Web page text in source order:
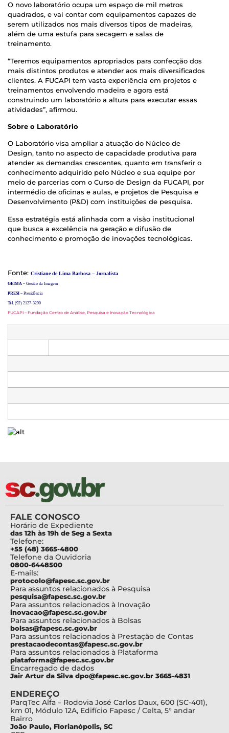
O novo laboratório ocupa um espaço de mil metros
quadrados, e vai contar com equipamentos capazes de
serem utilizados nos mais diversos tipos de madeiras,
além de uma estufa para secagem e salas de
treinamento.
“Teremos equipamentos apropriados para confecção dos
mais distintos produtos e atender aos mais diversificados
clientes. A FUCAPI tem vasta experiência em projetos e
treinamentos envolvendo madeira e agora está
construindo um laboratório a altura para executar essas
atividades”, afirmou.
Sobre o Laboratório
O Laboratório visa ampliar a atuação do Núcleo de
Design, tanto no aspecto de capacidade produtiva para
atender as demandas crescentes, quanto em transferir o
conhecimento adquirido pelo Núcleo e sua equipe por
meio de parcerias com o Curso de Design da FUCAPI, por
intermédio de oficinas e aulas, e projetos de Pesquisa e
Desenvolvimento (P&D) com instituições de pesquisa.
Essa estratégia está alinhada com a visão institucional
que busca a excelência na geração e difusão de
conhecimento e promoção de inovações tecnológicas.
Fonte: Cristiane de Lima Barbosa – Jornalista
GEIMA – Gestão da Imagem
PRESI – Presidência
Tel. (92) 2127-3290
FUCAPI – Fundação Centro de Análise, Pesquisa e Inovação Tecnológica
FALE CONOSCO
Horário de Expediente
das 12h às 19h de Seg a Sexta
Telefone:
+55 (48) 3665-4800
Telefone da Ouvidoria
0800-6448500
E-mails:
protocolo@fapesc.sc.gov.br
Para assuntos relacionados à Pesquisa
pesquisa@fapesc.sc.gov.br
Para assuntos relacionados à Inovação
inovacao@fapesc.sc.gov.br
Para assuntos relacionados à Bolsas
bolsas@fapesc.sc.gov.br
Para assuntos relacionados à Prestação de Contas
prestacaodecontas@fapesc.sc.gov.br
Para assuntos relacionados à Plataforma
plataforma@fapesc.sc.gov.br
Encarregado de dados
Jair Artur da Silva dpo@fapesc.sc.gov.br 3665-4831
ENDEREÇO
ParqTec Alfa – Rodovia José Carlos Daux, 600 (SC-401),
km 01, Módulo 12A, Edifício Fapesc / Celta, 5° andar
Bairro
João Paulo, Florianópolis, SC